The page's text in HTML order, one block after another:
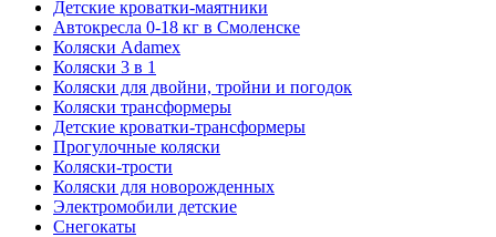
Детские кроватки-маятники
Автокресла 0-18 кг в Смоленске
Коляски Adamex
Коляски 3 в 1
Коляски для двойни, тройни и погодок
Коляски трансформеры
Детские кроватки-трансформеры
Прогулочные коляски
Коляски-трости
Коляски для новорожденных
Электромобили детские
Снегокаты